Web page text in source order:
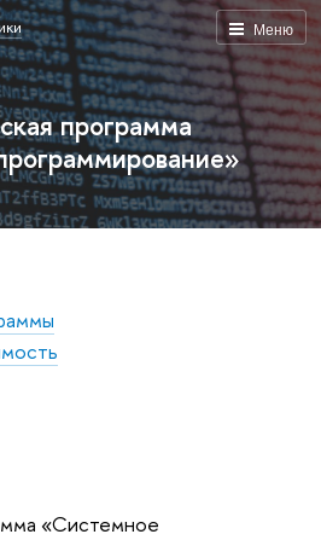
Меню
программа
«Системное